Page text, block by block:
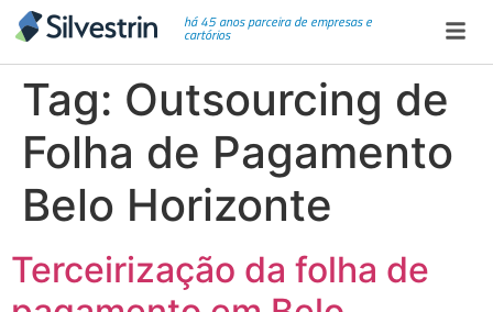
há 45 anos parceira de empresas e
cartórios
Tag: Outsourcing de
Folha de Pagamento
Belo Horizonte
Terceirização da folha de